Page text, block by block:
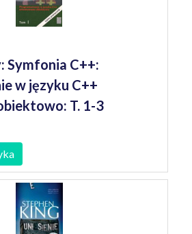
Symfonia C++:
w języku C++
T. 1-3